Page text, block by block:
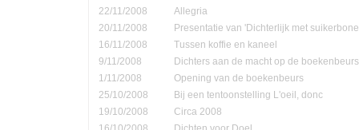
22/11/2008
Allegria
20/11/2008
Presentatie van 'Dichterlijk met
16/11/2008
Tussen koffie en kaneel
9/11/2008
Dichters aan de macht op de boekenbeurs
1/11/2008
Opening van de boekenbeurs
25/10/2008
Bij een tentoonstelling L'oeil, donc
19/10/2008
Circa 2008